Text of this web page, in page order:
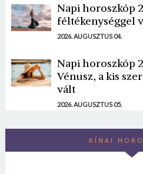
Napi horoszkóp
féltékenységgel
2026. AUGUSZTUS 04.
Napi horoszkóp
Vénusz, a kis
vált
2026. AUGUSZTUS 05.
KÍNAI